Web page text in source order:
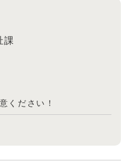
課
ください！